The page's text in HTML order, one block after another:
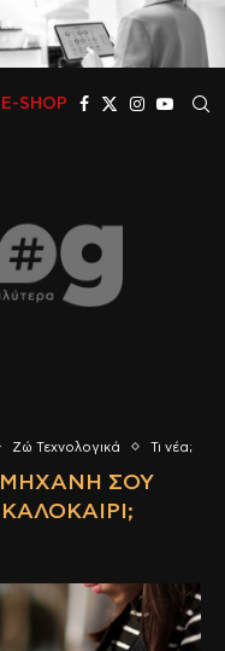
E-SHOP
Ζώ Τεχνολογικά Τι νέα;
ΜΗΧΑΝΉ ΣΟΥ